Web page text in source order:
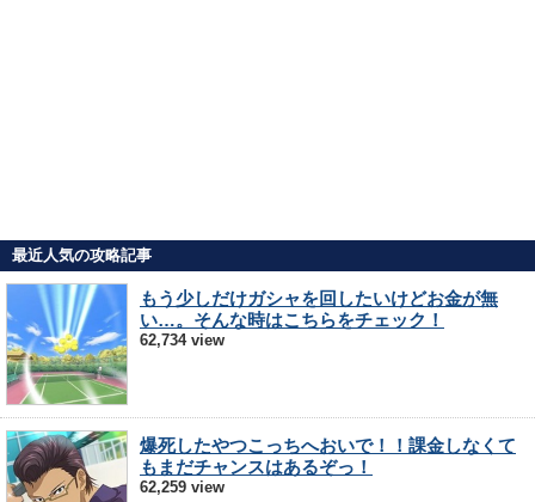
最近人気の攻略記事
もう少しだけガシャを回したいけどお金が無
い…。そんな時はこちらをチェック！
62,734 view
爆死したやつこっちへおいで！！課金しなくて
もまだチャンスはあるぞっ！
62,259 view